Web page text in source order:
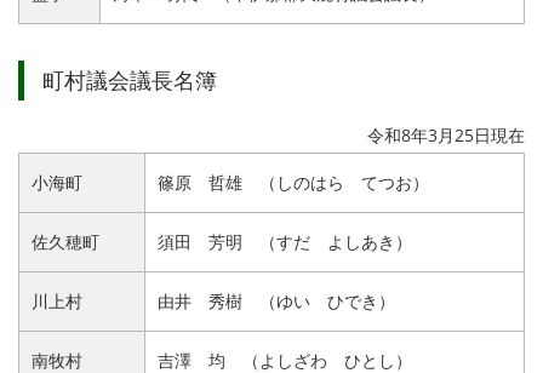
町村議会議長名簿
令和8年3月25日現在
小海町 篠原 哲雄 （しのはら てつお）
佐久穂町 須田 芳明 （すだ よしあき）
川上村 由井 秀樹 （ゆい ひでき）
南牧村 吉澤 均 （よしざわ ひとし）